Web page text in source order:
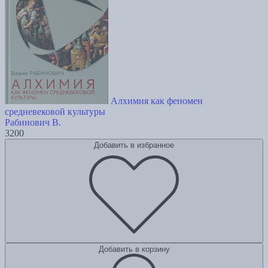
Алхимия как феномен
средневековой культуры
Рабинович В.
3200
Добавить в избранное
Добавить в корзину